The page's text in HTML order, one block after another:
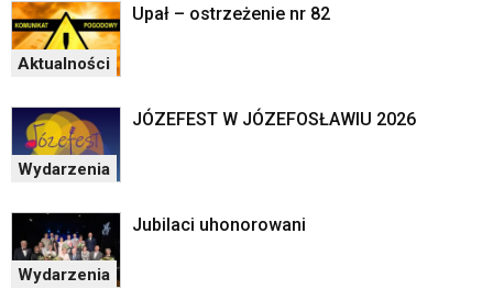
Aktualności
Upał – ostrzeżenie nr 82
Wydarzenia
JÓZEFEST W JÓZEFOSŁAWIU 2026
Wydarzenia
Jubilaci uhonorowani